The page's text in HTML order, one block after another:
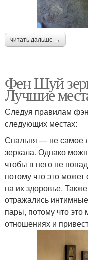
читать дальше →
Фен Шуй
Лучшие
Следуя правилам
следующих местах:
Спальня — не самое
зеркала. Однако
чтобы в него не
потому что это может
на их здоровье.
отражались
пары, потому что это
отношениях и